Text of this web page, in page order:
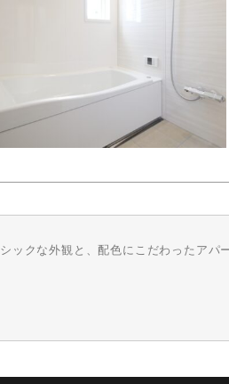
シックな外観と、配色にこだわったアパ